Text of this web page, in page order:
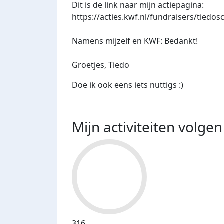
Dit is de link naar mijn actiepagina:
https://acties.kwf.nl/fundraisers/
Namens mijzelf en KWF: Bedankt!
Groetjes, Tiedo
Doe ik ook eens iets nuttigs :)
Mijn activiteiten volgen